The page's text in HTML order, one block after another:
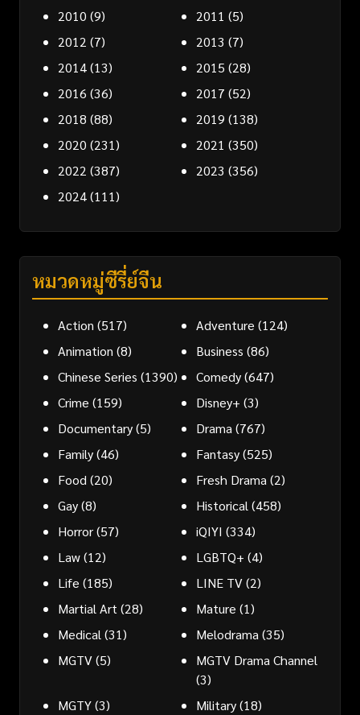
2010 (9) 2011 (5)
2012 (7) 2013 (7)
2014(13) 2015 (28)
2016 (36) 2017 (52)
2018 (88) 2019 (138)
2020 (231) 2021 (350)
2022 (387) 2023 (356)
2024(111)
หมวดหมู่ซีรี่ย์จีน
Action (517) Adventure (124)
Animation (8) Business (86)
Chinese Series (1390) Comedy(647)
Crime (159) Disney+ (3)
Documentary(5) Drama(767)
Family(46) Fantasy(525)
Food(20) Fresh Drama(2)
Gay(8) Historical(458)
Horror(57) iQIYI (334)
Law(12) LGBTQ+ (4)
Life (185) LINE TV(2)
Martial Art(28) Mature (1)
Medical(31) Melodrama(35)
MGTV(5)
MGTV Drama Channel
(3)
MGTY(3) Military(18)